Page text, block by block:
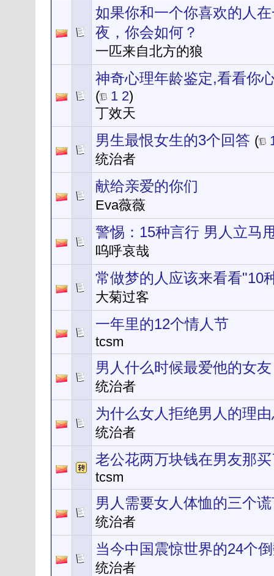
如果你和一个你喜欢的人
夜，你会如何？
一匹来自北方的狼
神奇心理年龄鉴定,看看你
( 1 2)
丁效天
男生最恨女生的3个回答 (
统治者
献给亲爱的你们
Eva薇薇
警惕：15种言行 男人立马
呜呼哀哉
常做梦的人应该来看看"10
大菊过客
一年里的12个情人节
tcsm
男人什么时候最爱他的女
统治者
为什么女人拒绝男人的理
统治者
老公花两万块钱在男友那
tcsm
男人需要女人体恤的三个
统治者
当今中国震惊世界的24个
统治者